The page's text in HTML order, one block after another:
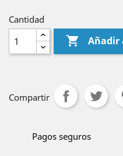
Cantidad
 Añadir
Compartir
Pagos seguros